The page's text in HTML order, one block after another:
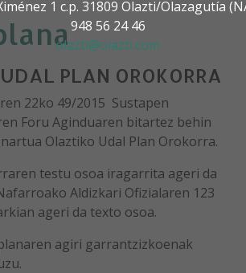
1 c.p. 31809 Olazti/Olazagutía
948 56 24 46
olazti@olazti.com
PLAN OROKORRA
22ko 49/2015 Sustapen
Foru Aginduaren bitartez behin
Olaztiko Udal Plan Orokorra.
testu osoa iragarrita ageri da
Aldizkari Ofizialaren 123
ageri da texto osoa.
agiri garrantzizkoenak